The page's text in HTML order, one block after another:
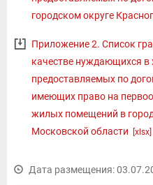
городском округе
Приложение 2. Список
качестве нуждающихся
предоставляемых по
имеющих право на
жилых помещений в
Московской области
[xlsx]
Дата размещения: